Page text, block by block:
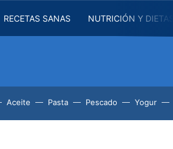
RECETAS SANAS NUTRICIÓN Y
Aceite Pasta Pescado Yogur